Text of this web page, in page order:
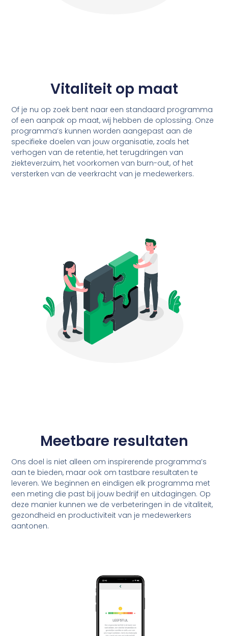
Vitaliteit op maat
Of je nu op zoek bent naar een standaard programma
of een aanpak op maat, wij hebben de oplossing. Onze
programma’s kunnen worden aangepast aan de
specifieke doelen van jouw organisatie, zoals het
verhogen van de retentie, het terugdringen van
ziekteverzuim, het voorkomen van burn-out, of het
versterken van de veerkracht van je medewerkers.
Meetbare resultaten
Ons doel is niet alleen om inspirerende programma’s
aan te bieden, maar ook om tastbare resultaten te
leveren. We beginnen en eindigen elk programma met
een meting die past bij jouw bedrijf en uitdagingen. Op
deze manier kunnen we de verbeteringen in de vitaliteit,
gezondheid en productiviteit van je medewerkers
aantonen.